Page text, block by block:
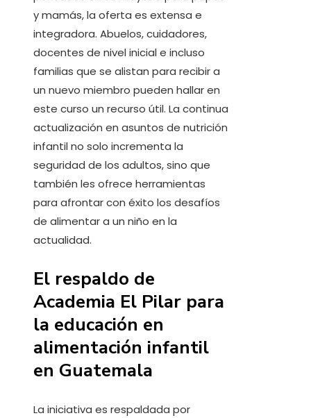
y mamás, la oferta es extensa e
integradora. Abuelos, cuidadores,
docentes de nivel inicial e incluso
familias que se alistan para recibir a
un nuevo miembro pueden hallar en
este curso un recurso útil. La continua
actualización en asuntos de nutrición
infantil no solo incrementa la
seguridad de los adultos, sino que
también les ofrece herramientas
para afrontar con éxito los desafíos
de alimentar a un niño en la
actualidad.
El respaldo de
Academia El Pilar para
la educación en
alimentación infantil
en Guatemala
La iniciativa es respaldada por